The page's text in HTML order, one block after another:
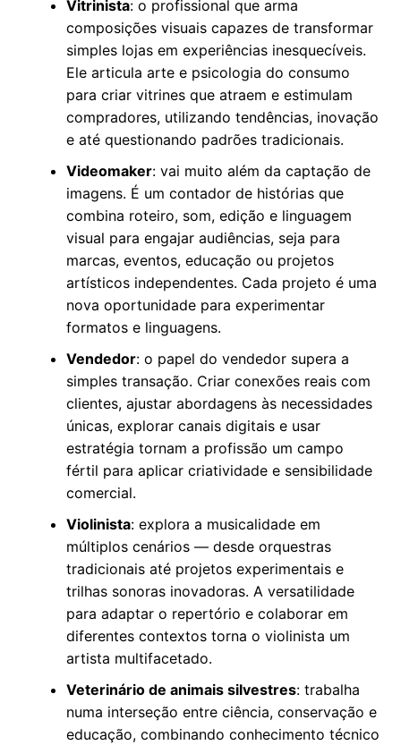
Vitrinista: o profissional que arma
composições visuais capazes de transformar
simples lojas em experiências inesquecíveis.
Ele articula arte e psicologia do consumo
para criar vitrines que atraem e estimulam
compradores, utilizando tendências, inovação
e até questionando padrões tradicionais.
Videomaker: vai muito além da captação de
imagens. É um contador de histórias que
combina roteiro, som, edição e linguagem
visual para engajar audiências, seja para
marcas, eventos, educação ou projetos
artísticos independentes. Cada projeto é uma
nova oportunidade para experimentar
formatos e linguagens.
Vendedor: o papel do vendedor supera a
simples transação. Criar conexões reais com
clientes, ajustar abordagens às necessidades
únicas, explorar canais digitais e usar
estratégia tornam a profissão um campo
fértil para aplicar criatividade e sensibilidade
comercial.
Violinista: explora a musicalidade em
múltiplos cenários — desde orquestras
tradicionais até projetos experimentais e
trilhas sonoras inovadoras. A versatilidade
para adaptar o repertório e colaborar em
diferentes contextos torna o violinista um
artista multifacetado.
Veterinário de animais silvestres: trabalha
numa interseção entre ciência, conservação e
educação, combinando conhecimento técnico